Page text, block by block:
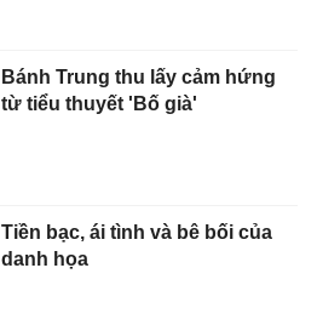
Bánh Trung thu lấy cảm hứng
từ tiểu thuyết 'Bố già'
Tiền bạc, ái tình và bê bối của
danh họa